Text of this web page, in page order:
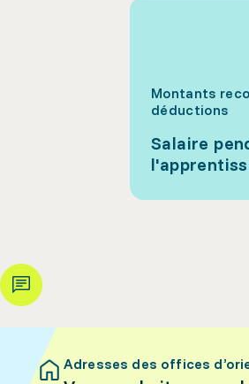
Montants
déductions
Salaire
Adresses des offices